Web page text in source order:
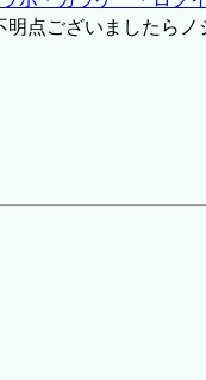
点ございましたらノ